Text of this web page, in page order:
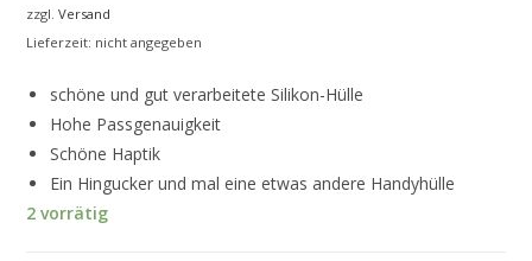
zzgl.Versand
Lieferzeit: nicht angegeben
schöne und gut verarbeitete Silikon-Hülle
Hohe Passgenauigkeit
Schöne Haptik
Ein Hingucker und mal eine etwas andere Handyhülle
2 vorrätig